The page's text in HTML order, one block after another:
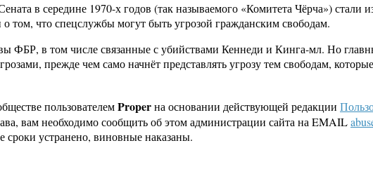
в середине 1970-х годов (так называемого «Комитета Чёрча»)
что спецслужбы могут быть угрозой гражданским свободам.
ФБР, в том числе связанные с убийствами Кеннеди и Кинга-мл. Но
прежде чем само начнёт представлять угрозу тем свободам,
пользователемProperна основании действующей редакции
вам необходимо сообщить об этом администрации сайта на EMAIL
устранено, виновные наказаны.